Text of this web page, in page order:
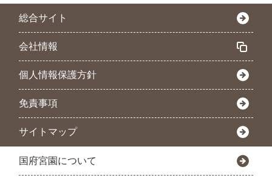
総合サイト
会社情報
個人情報保護方針
免責事項
サイトマップ
国府宮園について